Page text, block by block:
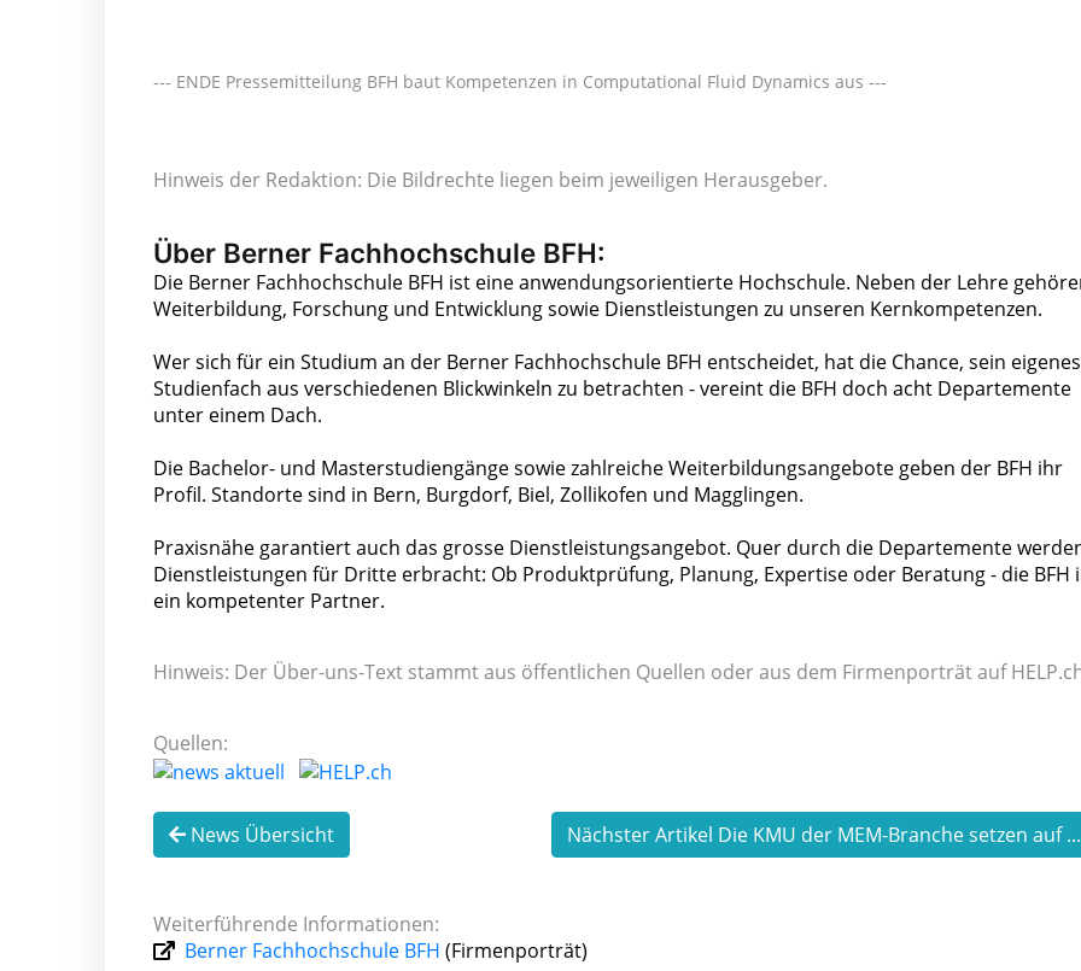
--- ENDE Pressemitteilung BFH baut Kompetenzen in Computational Fluid Dynamics aus ---
Hinweis der Redaktion: Die Bildrechte liegen beim jeweiligen Herausgeber.
Über Berner Fachhochschule BFH:
Die Berner Fachhochschule BFH ist eine anwendungsorientierte Hochschule. Neben der Lehre
Weiterbildung, Forschung und Entwicklung sowie Dienstleistungen zu unseren Kernkompetenzen.
Wer sich für ein Studium an der Berner Fachhochschule BFH entscheidet, hat die Chance, sein eigenes
Studienfach aus verschiedenen Blickwinkeln zu betrachten - vereint die BFH doch acht Departemente
unter einem Dach.
Die Bachelor- und Masterstudiengänge sowie zahlreiche Weiterbildungsangebote geben der BFH ihr
Profil. Standorte sind in Bern, Burgdorf, Biel, Zollikofen und Magglingen.
Praxisnähe garantiert auch das grosse Dienstleistungsangebot. Quer durch die Departemente
Dienstleistungen für Dritte erbracht: Ob Produktprüfung, Planung, Expertise oder Beratung - die BFH
ein kompetenter Partner.
Hinweis: Der Über-uns-Text stammt aus öffentlichen Quellen oder aus dem Firmenporträt auf
Quellen:
News Übersicht Nächster Artikel Die KMU der MEM-Branche setzen auf
Weiterführende Informationen:
Berner Fachhochschule BFH (Firmenporträt)